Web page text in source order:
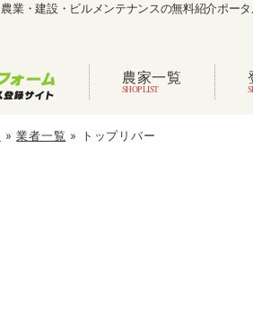
業・建設・ビルメンテナンスの無料紹介ポー
農家一覧
»業者一覧 » トップリバー